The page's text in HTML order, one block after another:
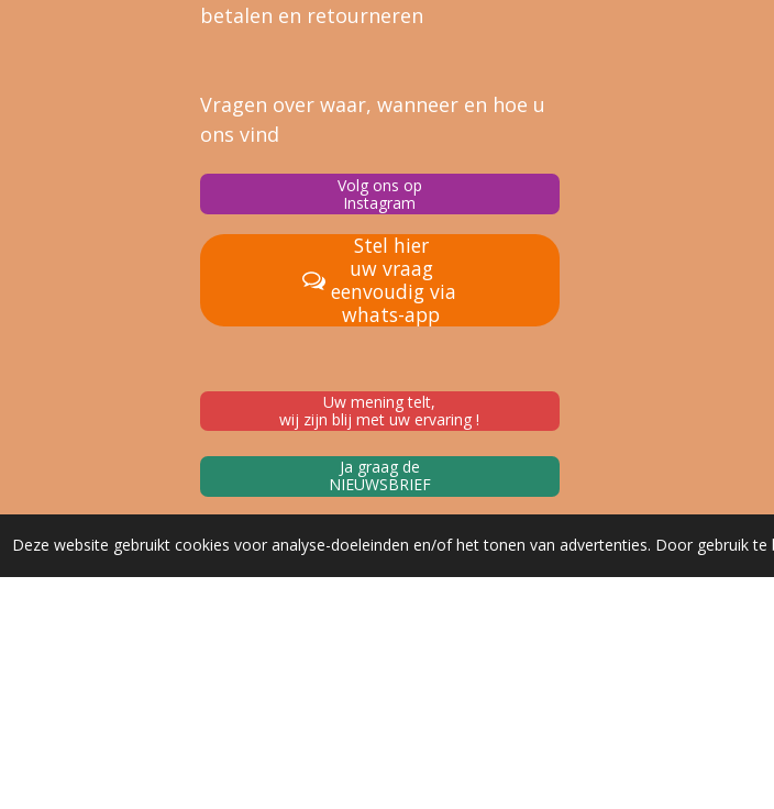
Deze website gebruikt cookies voor analyse-doeleinden en/of het tonen van advertenties. Door gebruik
betalen en retourneren
Vragen over waar, wanneer en hoe u
ons vind
Volg ons op
Instagram
Stel hier
uw vraag
eenvoudig via
whats-app
Uw mening telt,
wij zijn blij met uw ervaring !
Ja graag de
NIEUWSBRIEF